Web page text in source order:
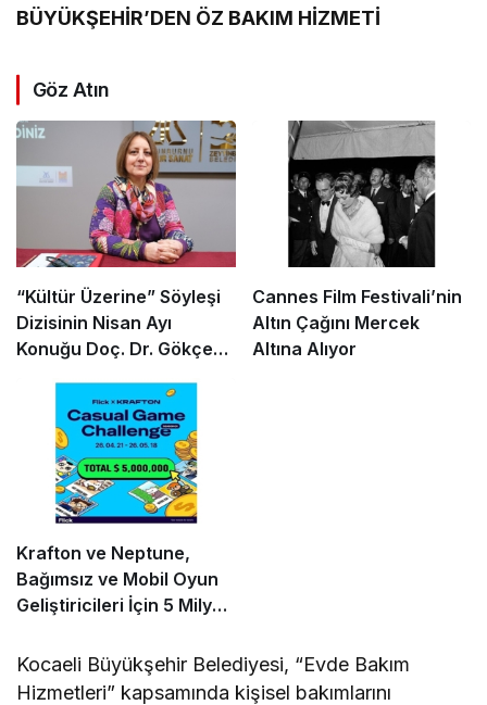
BÜYÜKŞEHİR’DEN ÖZ BAKIM HİZMETİ
Göz Atın
“Kültür Üzerine” Söyleşi
Dizisinin Nisan Ayı
Konuğu Doç. Dr. Gökçe
Cannes Film Festivali’nin
Altın Çağını Mercek
Altına Alıyor
Krafton ve Neptune,
Bağımsız ve Mobil Oyun
Geliştiricileri İçin 5 Milyon
Yarışmasını Başlattı
Kocaeli Büyükşehir Belediyesi, “Evde Bakım
Hizmetleri” kapsamında kişisel bakımlarını